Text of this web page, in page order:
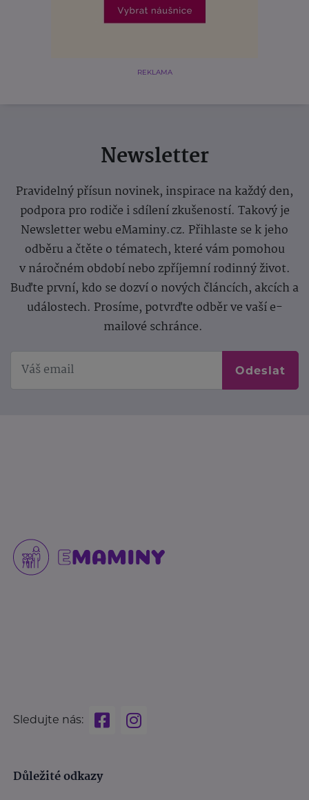
REKLAMA
Newsletter
Pravidelný přísun novinek, inspirace na každý den,
podpora pro rodiče i sdílení zkušeností. Takový je
Newsletter webu eMaminy.cz. Přihlaste se k jeho
odběru a čtěte o tématech, které vám pomohou
v náročném období nebo zpříjemní rodinný život.
Buďte první, kdo se dozví o nových článcích, akcích a
událostech. Prosíme, potvrďte odběr ve vaší e-
mailové schránce.
Odeslat
Sledujte nás:
Důležité odkazy